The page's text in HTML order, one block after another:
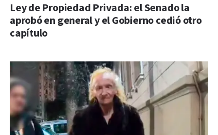
Ley de Propiedad Privada: el Senado la
aprobó en general y el Gobierno cedió otro
capítulo